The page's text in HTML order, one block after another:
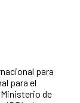
para
para el
de